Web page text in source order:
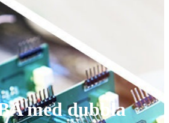
med dubbla